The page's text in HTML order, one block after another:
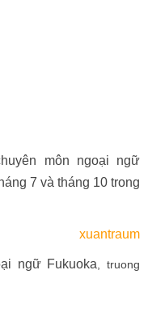
môn ngoại ngữ
7 và tháng 10 trong
xuantraum
ngữ Fukuoka, truong